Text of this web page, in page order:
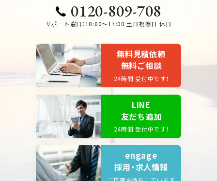
0120-809-708
サポート窓口：10:00～17:00 土日祝祭日 休日
無料見積依頼
無料ご相談
24時間 受付中です！
LINE
友だち追加
24時間 受付中です！
engage
採用・求人情報